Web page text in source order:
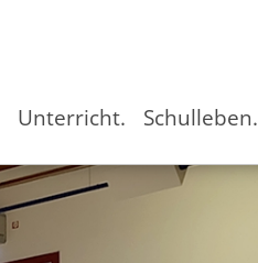
Unterricht. Schulleben.